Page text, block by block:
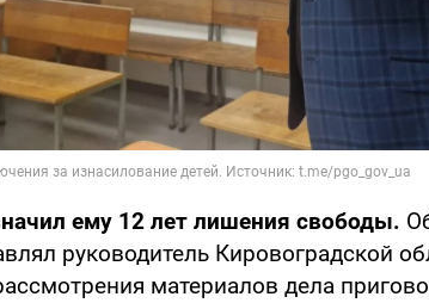
ему 12 лет лишения свободы.
руководитель Кировоградской
материалов дела